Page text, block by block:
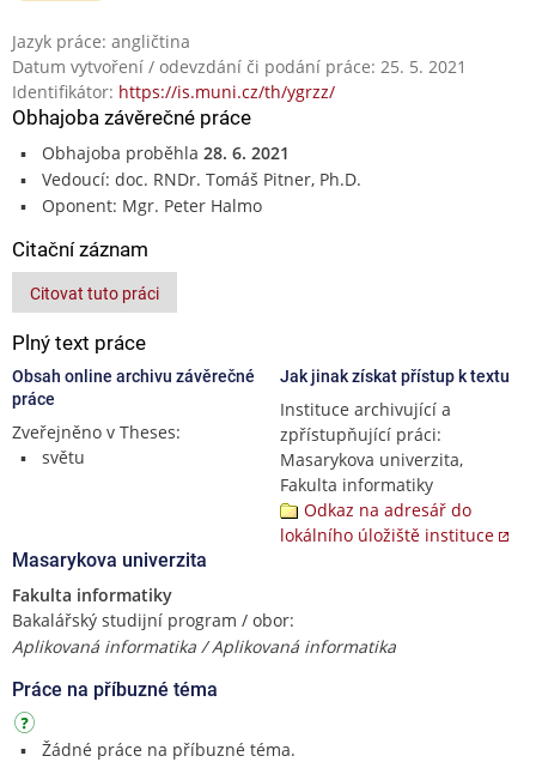
Jazyk práce: angličtina
Datum vytvoření / odevzdání či podání práce: 25. 5. 2021
Identifikátor: https://is.muni.cz/th/ygrzz/
Obhajoba závěrečné práce
Obhajoba proběhla 28. 6. 2021
Vedoucí: doc. RNDr. Tomáš Pitner, Ph.D.
Oponent: Mgr. Peter Halmo
Citační záznam
Citovat tuto práci
Plný text práce
Obsah online archivu závěrečné
práce
Zveřejněno v Theses:
světu
Jak jinak získat přístup k textu
Instituce archivující a
zpřístupňující práci:
Masarykova univerzita,
Fakulta informatiky
Odkaz na adresář do
lokálního úložiště instituce
Masarykova univerzita
Fakulta informatiky
Bakalářský studijní program / obor:
Aplikovaná informatika / Aplikovaná informatika
Práce na příbuzné téma
Žádné práce na příbuzné téma.